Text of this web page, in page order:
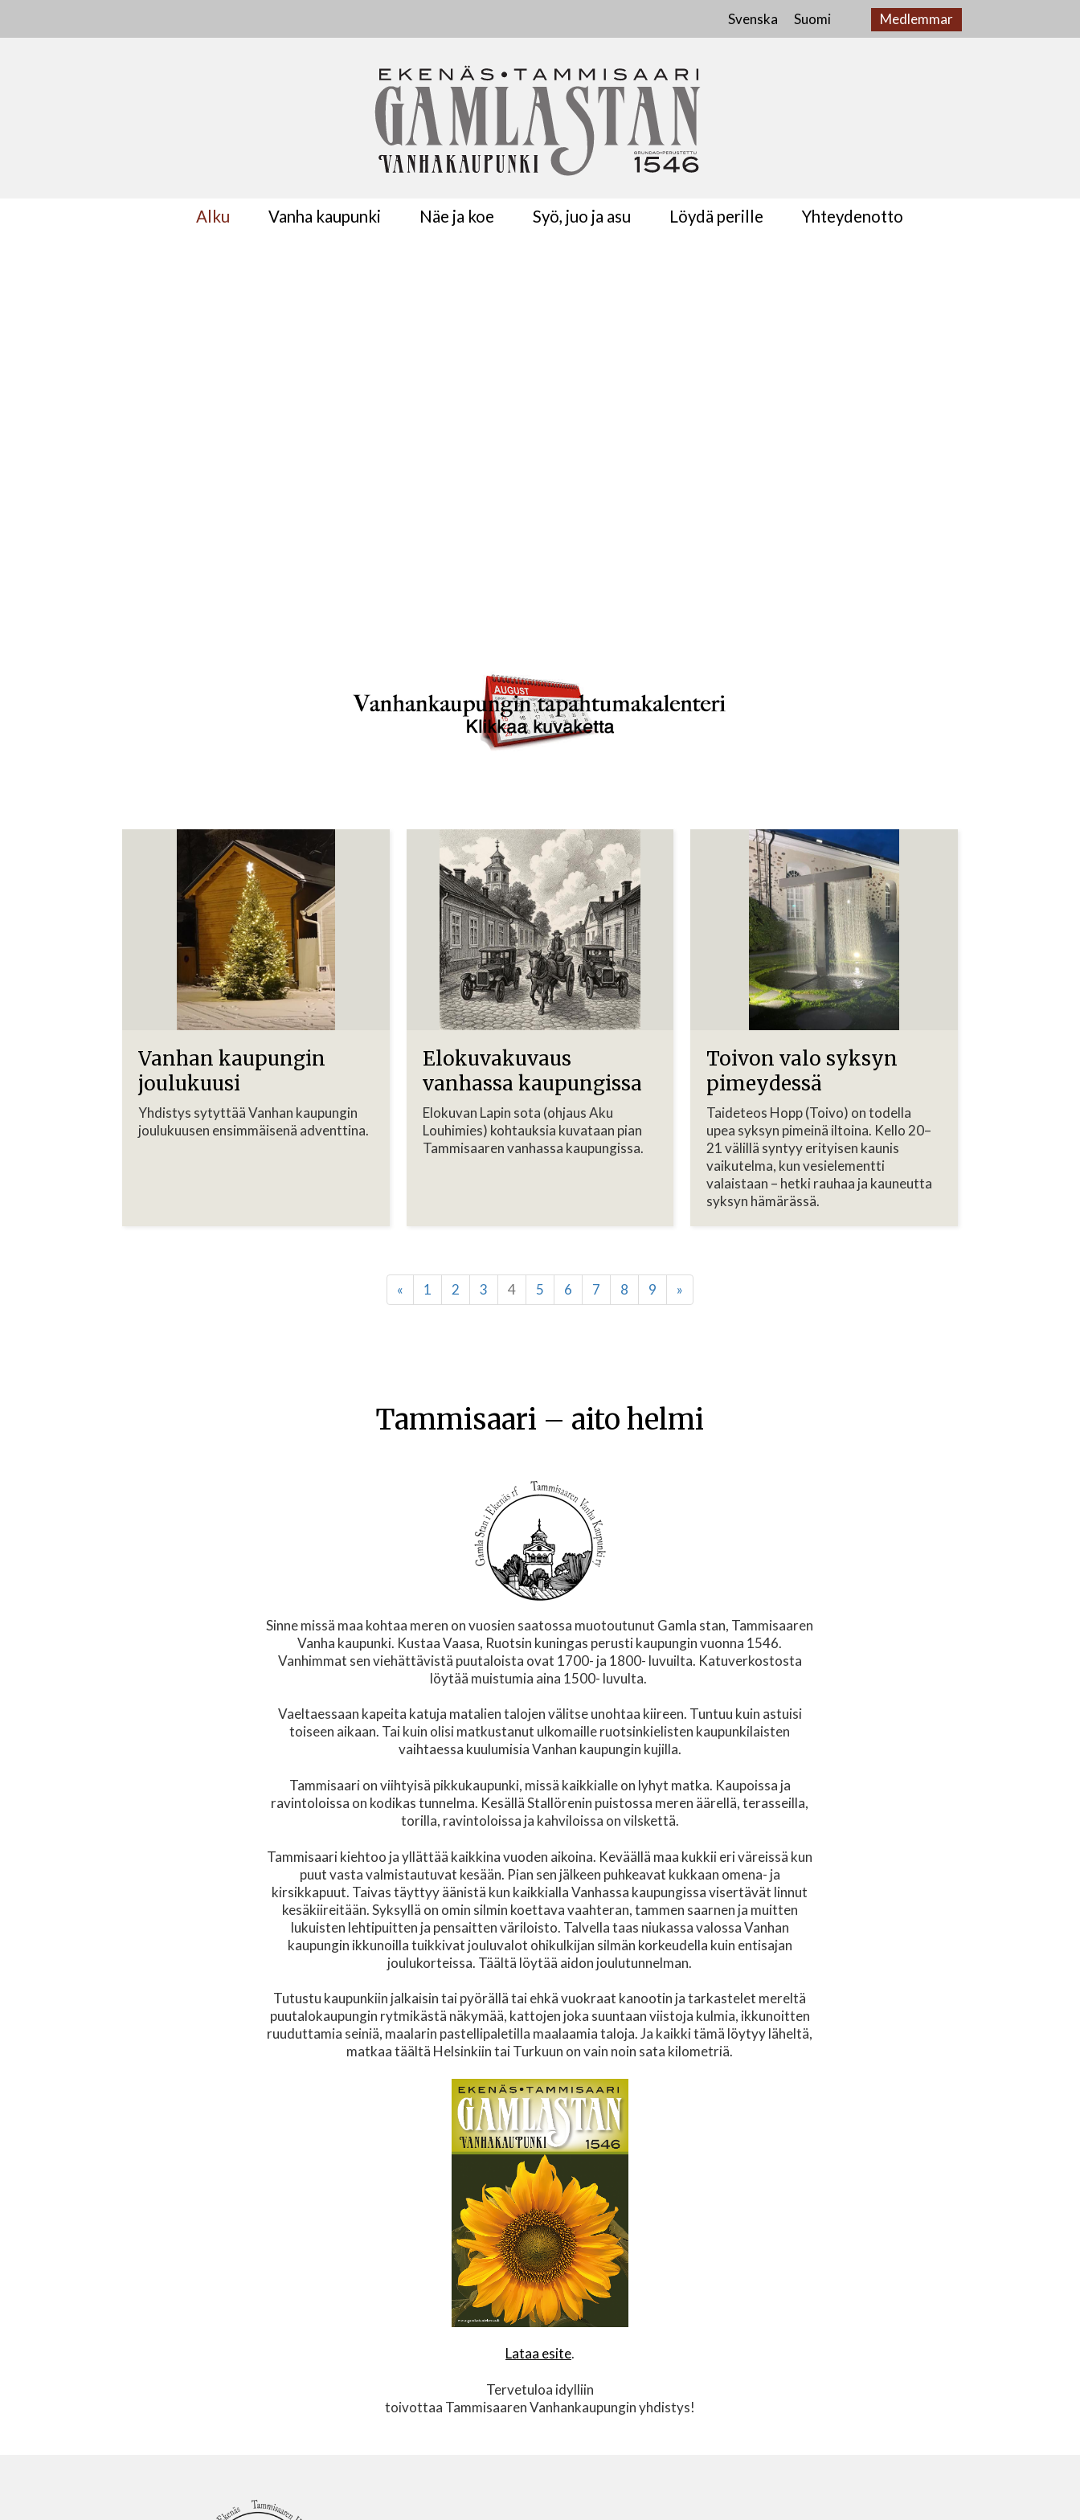
Svenska
Suomi Medlemmar
Alku Vanha kaupunki Näe ja koe Syö, juo ja asu Löydä perille Yhteydenotto
Vanhan kaupungin
joulukuusi
Yhdistys sytyttää Vanhan kaupungin
joulukuusen ensimmäisenä adventtina.
Elokuvakuvaus
vanhassa kaupungissa
Elokuvan Lapin sota (ohjaus Aku
Louhimies) kohtauksia kuvataan pian
Tammisaaren vanhassa kaupungissa.
Toivon valo syksyn
pimeydessä
Taideteos Hopp (Toivo) on todella
upea syksyn pimeinä iltoina. Kello 20–
21 välillä syntyy erityisen kaunis
vaikutelma, kun vesielementti
valaistaan – hetki rauhaa ja kauneutta
syksyn hämärässä.
« 1 2 3 4 5 6 7 8 9 »
Tammisaari – aito helmi
Sinne missä maa kohtaa meren on vuosien saatossa muotoutunut Gamla stan, Tammisaaren
Vanha kaupunki. Kustaa Vaasa, Ruotsin kuningas perusti kaupungin vuonna 1546.
Vanhimmat sen viehättävistä puutaloista ovat 1700- ja 1800- luvuilta. Katuverkostosta
löytää muistumia aina 1500- luvulta.
Vaeltaessaan kapeita katuja matalien talojen välitse unohtaa kiireen. Tuntuu kuin astuisi
toiseen aikaan. Tai kuin olisi matkustanut ulkomaille ruotsinkielisten kaupunkilaisten
vaihtaessa kuulumisia Vanhan kaupungin kujilla.
Tammisaari on viihtyisä pikkukaupunki, missä kaikkialle on lyhyt matka. Kaupoissa ja
ravintoloissa on kodikas tunnelma. Kesällä Stallörenin puistossa meren äärellä, terasseilla,
torilla, ravintoloissa ja kahviloissa on vilskettä.
Tammisaari kiehtoo ja yllättää kaikkina vuoden aikoina. Keväällä maa kukkii eri väreissä kun
puut vasta valmistautuvat kesään. Pian sen jälkeen puhkeavat kukkaan omena- ja
kirsikkapuut. Taivas täyttyy äänistä kun kaikkialla Vanhassa kaupungissa visertävät linnut
kesäkiireitään. Syksyllä on omin silmin koettava vaahteran, tammen saarnen ja muitten
lukuisten lehtipuitten ja pensaitten väriloisto. Talvella taas niukassa valossa Vanhan
kaupungin ikkunoilla tuikkivat jouluvalot ohikulkijan silmän korkeudella kuin entisajan
joulukorteissa. Täältä löytää aidon joulutunnelman.
Tutustu kaupunkiin jalkaisin tai pyörällä tai ehkä vuokraat kanootin ja tarkastelet mereltä
puutalokaupungin rytmikästä näkymää, kattojen joka suuntaan viistoja kulmia, ikkunoitten
ruuduttamia seiniä, maalarin pastellipaletilla maalaamia taloja. Ja kaikki tämä löytyy läheltä,
matkaa täältä Helsinkiin tai Turkuun on vain noin sata kilometriä.
Lataa esite.
Tervetuloa idylliin
toivottaa Tammisaaren Vanhankaupungin yhdistys!